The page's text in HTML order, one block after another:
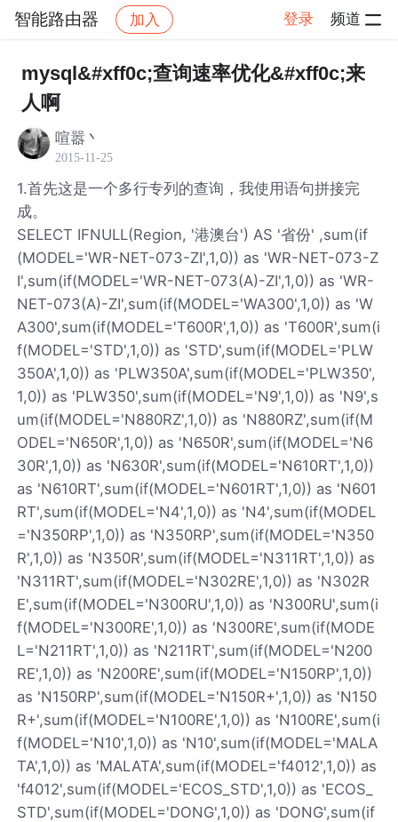
智能路由器 加入 登录 频道
智能路由器 帖子详情
mysql&#xff0c;查询速率优化&#xff0c;来
人啊
喧嚣丶
2015-11-25
1.首先这是一个多行专列的查询，我使用语句拼接完
成。
SELECT IFNULL(Region, '港澳台') AS '省份' ,sum(if
(MODEL='WR-NET-073-ZI',1,0)) as 'WR-NET-073-Z
I',sum(if(MODEL='WR-NET-073(A)-ZI',1,0)) as 'WR-
NET-073(A)-ZI',sum(if(MODEL='WA300',1,0)) as 'W
A300',sum(if(MODEL='T600R',1,0)) as 'T600R',sum(i
f(MODEL='STD',1,0)) as 'STD',sum(if(MODEL='PLW
350A',1,0)) as 'PLW350A',sum(if(MODEL='PLW350',
1,0)) as 'PLW350',sum(if(MODEL='N9',1,0)) as 'N9',s
um(if(MODEL='N880RZ',1,0)) as 'N880RZ',sum(if(M
ODEL='N650R',1,0)) as 'N650R',sum(if(MODEL='N6
30R',1,0)) as 'N630R',sum(if(MODEL='N610RT',1,0))
as 'N610RT',sum(if(MODEL='N601RT',1,0)) as 'N601
RT',sum(if(MODEL='N4',1,0)) as 'N4',sum(if(MODEL
='N350RP',1,0)) as 'N350RP',sum(if(MODEL='N350
R',1,0)) as 'N350R',sum(if(MODEL='N311RT',1,0)) as
'N311RT',sum(if(MODEL='N302RE',1,0)) as 'N302R
E',sum(if(MODEL='N300RU',1,0)) as 'N300RU',sum(i
f(MODEL='N300RE',1,0)) as 'N300RE',sum(if(MODE
L='N211RT',1,0)) as 'N211RT',sum(if(MODEL='N200
RE',1,0)) as 'N200RE',sum(if(MODEL='N150RP',1,0))
as 'N150RP',sum(if(MODEL='N150R+',1,0)) as 'N150
R+',sum(if(MODEL='N100RE',1,0)) as 'N100RE',sum(i
f(MODEL='N10',1,0)) as 'N10',sum(if(MODEL='MALA
TA',1,0)) as 'MALATA',sum(if(MODEL='f4012',1,0)) as
'f4012',sum(if(MODEL='ECOS_STD',1,0)) as 'ECOS_
STD',sum(if(MODEL='DONG',1,0)) as 'DONG',sum(if